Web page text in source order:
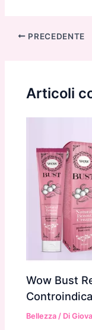
Navigazione
PRECEDENTE
Articoli
Wow Bust
Bellezza / Di